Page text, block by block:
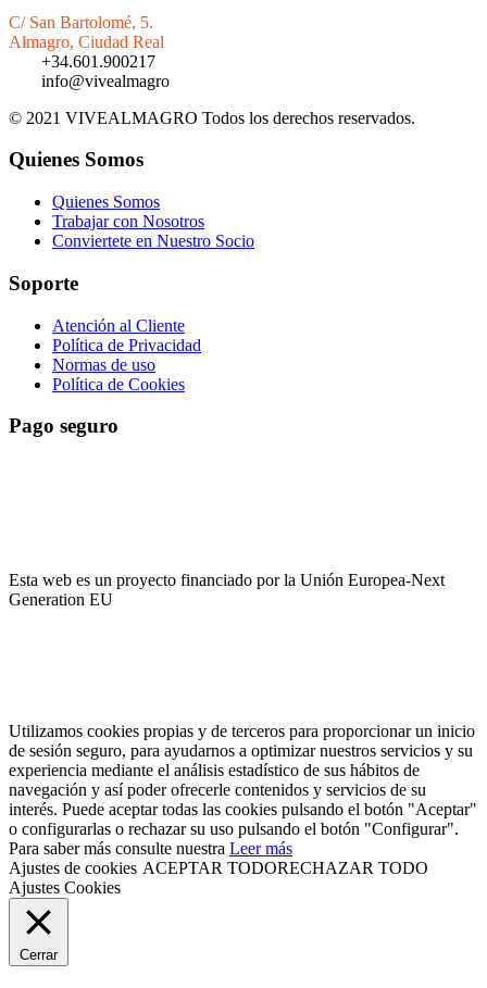
C/ San Bartolomé, 5.
Almagro, Ciudad Real
+34.601.900217
info@vivealmagro
© 2021 VIVEALMAGRO Todos los derechos reservados.
Quienes Somos
Quienes Somos
Trabajar con Nosotros
Conviertete en Nuestro Socio
Soporte
Atención al Cliente
Política de Privacidad
Normas de uso
Política de Cookies
Pago seguro
Esta web es un proyecto financiado por la Unión Europea-Next
Generation EU
Utilizamos cookies propias y de terceros para proporcionar un inicio
de sesión seguro, para ayudarnos a optimizar nuestros servicios y su
experiencia mediante el análisis estadístico de sus hábitos de
navegación y así poder ofrecerle contenidos y servicios de su
interés. Puede aceptar todas las cookies pulsando el botón "Aceptar"
o configurarlas o rechazar su uso pulsando el botón "Configurar".
Para saber más consulte nuestra Leer más
Ajustes de cookies ACEPTAR TODORECHAZAR TODO
Ajustes Cookies
Cerrar